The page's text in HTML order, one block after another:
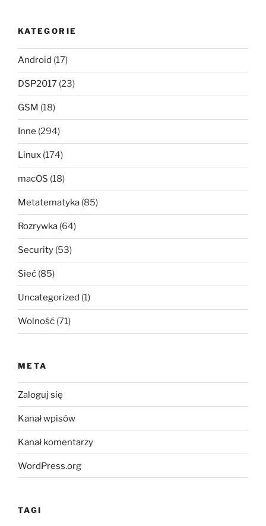
KATEGORIE
Android (17)
DSP2017 (23)
GSM (18)
Inne (294)
Linux (174)
macOS (18)
Metatematyka (85)
Rozrywka (64)
Security (53)
Sieć (85)
Uncategorized (1)
Wolność (71)
META
Zaloguj się
Kanał wpisów
Kanał komentarzy
WordPress.org
TAGI